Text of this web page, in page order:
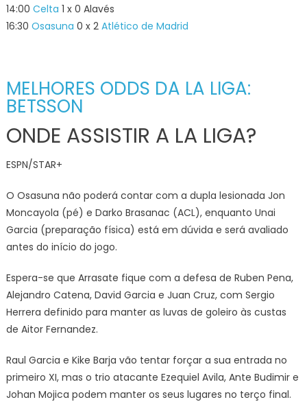
14:00 Celta 1 x 0 Alavés
16:30 Osasuna 0 x 2 Atlético de Madrid
MELHORES ODDS DA LA LIGA:
BETSSON
ONDE ASSISTIR A LA LIGA?
ESPN/STAR+
O Osasuna não poderá contar com a dupla lesionada Jon
Moncayola (pé) e Darko Brasanac (ACL), enquanto Unai
Garcia (preparação física) está em dúvida e será avaliado
antes do início do jogo.
Espera-se que Arrasate fique com a defesa de Ruben Pena,
Alejandro Catena, David Garcia e Juan Cruz, com Sergio
Herrera definido para manter as luvas de goleiro às custas
de Aitor Fernandez.
Raul Garcia e Kike Barja vão tentar forçar a sua entrada no
primeiro XI, mas o trio atacante Ezequiel Avila, Ante Budimir e
Johan Mojica podem manter os seus lugares no terço final.